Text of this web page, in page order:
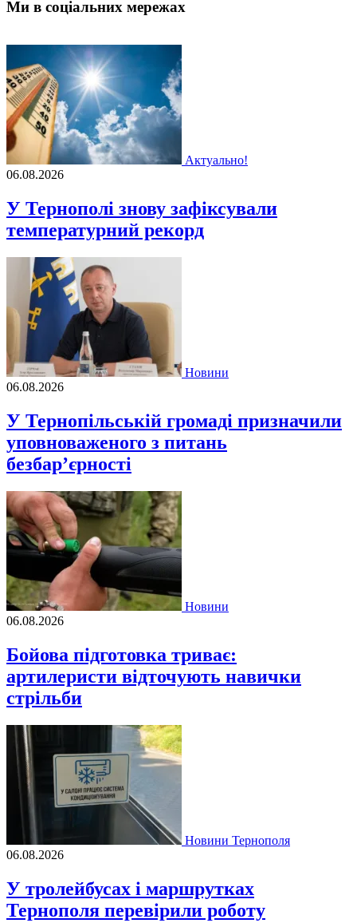
Ми в соціальних мережах
Актуально!
06.08.2026
У Тернополі знову зафіксували
температурний рекорд
Новини
06.08.2026
У Тернопільській громаді призначили
уповноваженого з питань
безбар’єрності
Новини
06.08.2026
Бойова підготовка триває:
артилеристи відточують навички
стрільби
Новини Тернополя
06.08.2026
У тролейбусах і маршрутках
Тернополя перевірили роботу